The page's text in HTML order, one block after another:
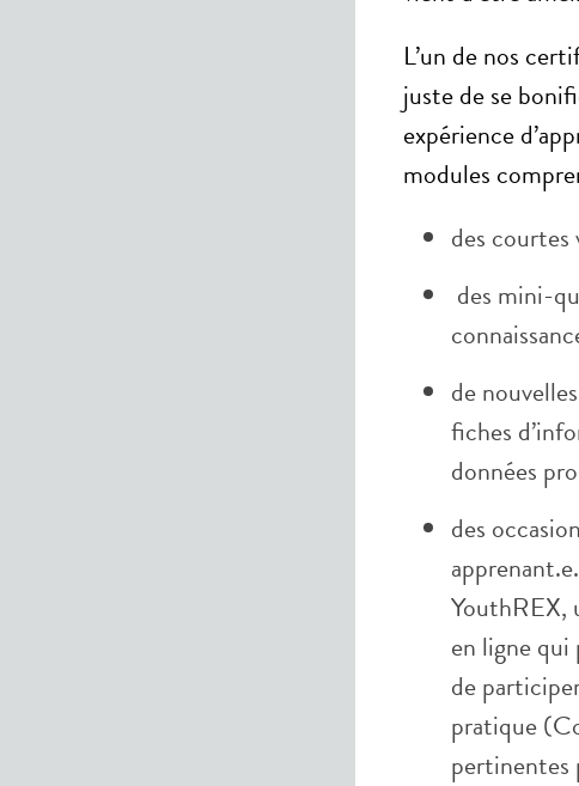
L’un de nos
juste de se
expérience
modules
des courtes
des mini-
de
fiches
données
des
YouthREX,
en ligne qui
de
pratique
pertinentes